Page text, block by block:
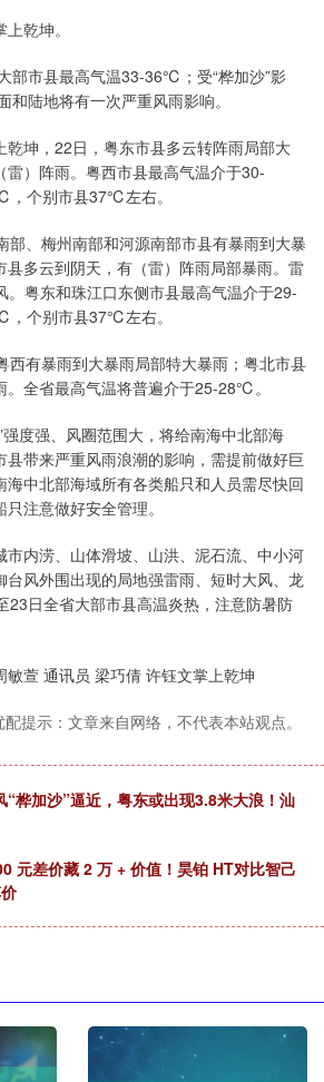
乾坤。
部市县最高气温33-36℃；受“桦加沙”影
陆地将有一次严重风雨影响。
乾坤，22日，粤东市县多云转阵雨局部大
雷）阵雨。粤西市县最高气温介于30-
个别市县37℃左右。
部、梅州南部和河源南部市县有暴雨到大暴
县多云到阴天，有（雷）阵雨局部暴雨。雷
。粤东和珠江口东侧市县最高气温介于29-
个别市县37℃左右。
西有暴雨到大暴雨局部特大暴雨；粤北市县
。全省最高气温将普遍介于25-28℃。
度强、风圈范围大，将给南海中北部海
带来严重风雨浪潮的影响，需提前做好巨
海中北部海域所有各类船只和人员需尽快回
注意做好安全管理。
市内涝、山体滑坡、山洪、泥石流、中小河
台风外围出现的局地强雷雨、短时大风、龙
23日全省大部市县高温炎热，注意防暑防
萱 通讯员 梁巧倩 许钰文掌上乾坤
提示：文章来自网络，不代表本站观点。
“桦加沙”逼近，粤东或出现3.8米大浪！汕
元差价藏 2 万 + 价值！昊铂 HT对比智己